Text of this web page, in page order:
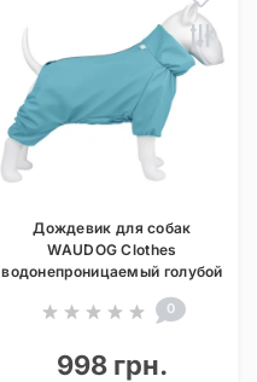
Дождевик для собак
WAUDOG Clothes
водонепроницаемый голубой
0
998 грн.